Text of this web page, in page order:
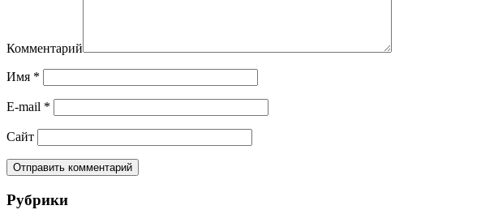
Комментарий
Имя *
E-mail *
Сайт
Рубрики